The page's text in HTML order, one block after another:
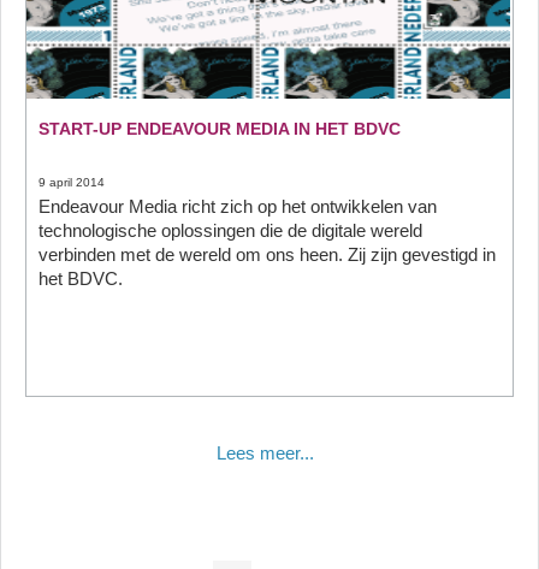
START-UP ENDEAVOUR MEDIA IN HET BDVC
9 april 2014
Endeavour Media richt zich op het ontwikkelen van
technologische oplossingen die de digitale wereld
verbinden met de wereld om ons heen. Zij zijn gevestigd in
het BDVC.
Lees meer...